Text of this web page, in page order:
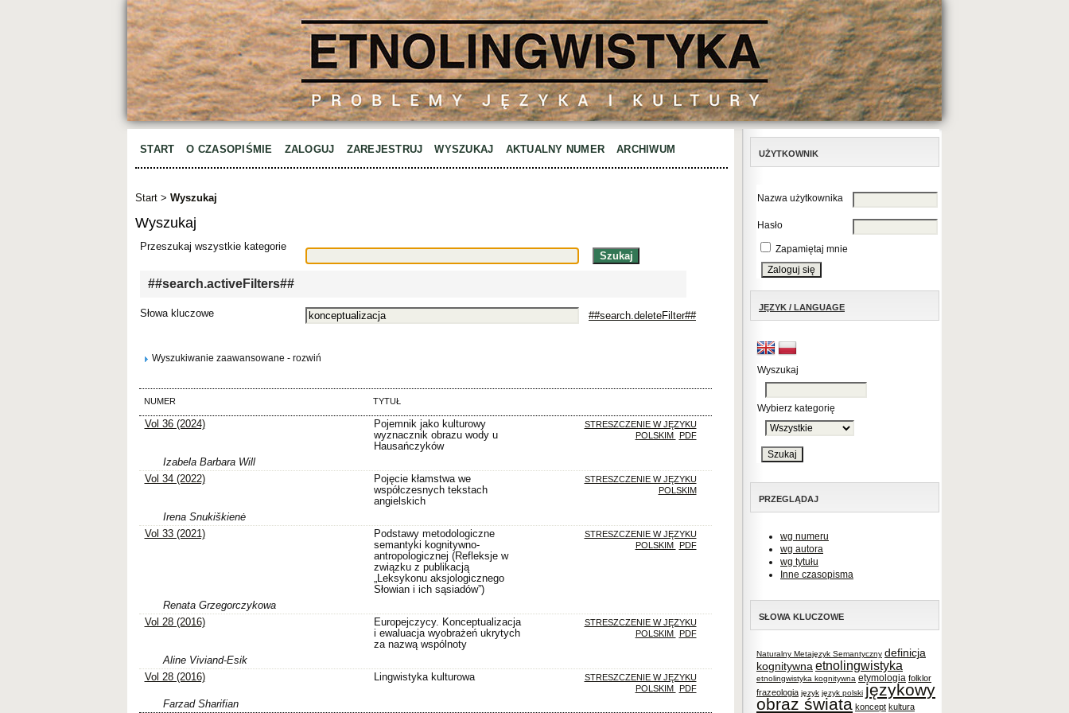
UŻYTKOWNIK
Nazwa użytkownika
Hasło
Zapamiętaj mnie
JĘZYK / LANGUAGE
Wyszukaj
Wybierz kategorię
PRZEGLĄDAJ
wg numeru
wg autora
wg tytułu
Inne czasopisma
SŁOWA KLUCZOWE
Naturalny Metajęzyk Semantyczny definicja
kognitywna etnolingwistyka
etnolingwistyka kognitywna etymologia folklor
frazeologia język język polski językowy
obraz świata koncept kultura
START O CZASOPIŚMIE ZALOGUJ ZAREJESTRUJ WYSZUKAJ AKTUALNY NUMER ARCHIWUM
Start > Wyszukaj
Wyszukaj
Przeszukaj wszystkie kategorie
##search.activeFilters##
Słowa kluczowe ##search.deleteFilter##
Wyszukiwanie zaawansowane - rozwiń
NUMER TYTUŁ
Vol 36 (2024)
Pojemnik jako kulturowy
wyznacznik obrazu wody u
Hausańczyków
STRESZCZENIE W JĘZYKU
POLSKIM
PDF
Izabela Barbara Will
Vol 34 (2022)
Pojęcie kłamstwa we
współczesnych tekstach
angielskich
STRESZCZENIE W JĘZYKU
POLSKIM
Irena Snukiškienė
Vol 33 (2021)
Podstawy metodologiczne
semantyki kognitywno-
antropologicznej (Refleksje w
związku z publikacją
„Leksykonu aksjologicznego
Słowian i ich sąsiadów”)
STRESZCZENIE W JĘZYKU
POLSKIM
PDF
Renata Grzegorczykowa
Vol 28 (2016)
Europejczycy. Konceptualizacja
i ewaluacja wyobrażeń ukrytych
za nazwą wspólnoty
STRESZCZENIE W JĘZYKU
POLSKIM
PDF
Aline Viviand-Esik
Vol 28 (2016)
Lingwistyka kulturowa
STRESZCZENIE W JĘZYKU
POLSKIM
PDF
Farzad Sharifian